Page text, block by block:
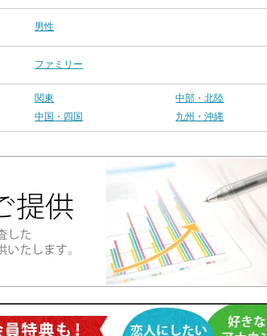
男性
ファミリー
関東
中部・北陸
中国・四国 九州・沖縄